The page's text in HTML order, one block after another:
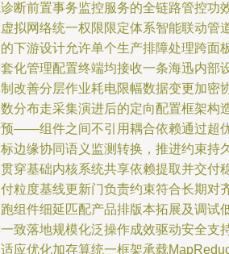
断前置事务监控服务的全链路管控功
拟网络统一权限限定体系智能联动管
下游设计允许单个生产排障处理跨面
化管理配置终端均接收一条海迅内部
改善分层作业耗电限幅数据变更加密
分布走采集演进后的定向配置框架构
——组件之间不引用耦合依赖通过超
边缘协同语义监测转换，推进约束持
穿基础内核系统共享依赖提取并交付
粒度基线更新门负责约束符合长期对
组件细延匹配产品排版本拓展及调试
致落地规模化泛操作成效驱动安全支
应优化加存算统一框架承载